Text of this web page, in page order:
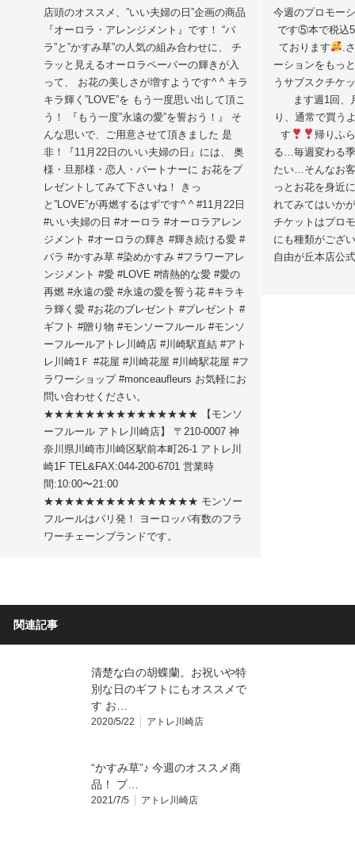
店頭のオススメ、”いい夫婦の日”企画の商品
『オーロラ・アレンジメント』です！ “バ
ラ”と”かすみ草”の人気の組み合わせに、 チ
ラッと見えるオーロラペーパーの輝きが入
って、 お花の美しさが増すようです^ ^ キラ
キラ輝く”LOVE”を もう一度思い出して頂こ
う！ 『もう一度”永遠の愛”を誓おう！』 そ
んな思いで、ご用意させて頂きました 是
非！『11月22日のいい夫婦の日』には、 奥
様・旦那様・恋人・パートナーに お花をプ
レゼントしてみて下さいね！ きっ
と”LOVE”が再燃するはずです^ ^ #11月22日
#いい夫婦の日 #オーロラ #オーロラアレン
ジメント #オーロラの輝き #輝き続ける愛 #
バラ #かすみ草 #染めかすみ #フラワーアレ
ンジメント #愛 #LOVE #情熱的な愛 #愛の
再燃 #永遠の愛 #永遠の愛を誓う花 #キラキ
ラ輝く愛 #お花のプレゼント #プレゼント #
ギフト #贈り物 #モンソーフルール #モンソ
ーフルールアトレ川崎店 #川崎駅直結 #アト
レ川崎1Ｆ #花屋 #川崎花屋 #川崎駅花屋 #フ
ラワーショップ #monceaufleurs お気軽にお
問い合わせください。
★★★★★★★★★★★★★★★ 【モンソ
ーフルール アトレ川崎店】 〒210-0007 神
奈川県川崎市川崎区駅前本町26-1 アトレ川
崎1F TEL&FAX:044-200-6701 営業時
間:10:00〜21:00
★★★★★★★★★★★★★★★ モンソー
フルールはパリ発！ ヨーロッパ有数のフラ
ワーチェーンブランドです。
今週のプロモー
です⑤本で税込
ております
.
ーションをもっ
うサブスクチケ
ます週1回、
り、通常で買う
す
帰りふ
る…毎週変わる
たい…そんなお
っとお花を身近
れてみてはいか
チケットはプロ
にも種類がござ
自由が丘本店公
関連記事
清楚な白の胡蝶蘭。お祝いや特
別な日のギフトにもオススメで
す️ お…
2020/5/22 アトレ川崎店
“かすみ草”♪ 今週のオススメ商
品！ プ…
2021/7/5 アトレ川崎店